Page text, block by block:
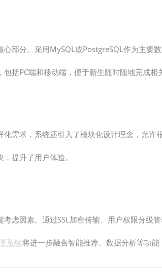
部分。采用MySQL或PostgreSQL作为主要
括PC端和移动端，便于新生随时随地完成相
化需求，系统还引入了模块化设计理念，允
提升了用户体验。
考虑因素。通过SSL加密传输、用户权限分级
系统将进一步融合智能推荐、数据分析等功能